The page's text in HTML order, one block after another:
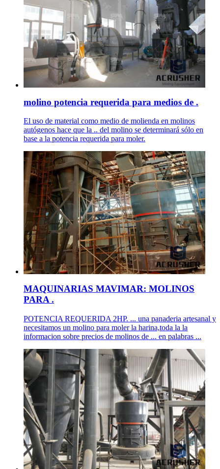
molino potencia requerida para medios de .
El uso de material como medio de molienda en molinos
autógenos hace que la .. del molino se determinará sólo en
base a la potencia requerida para moler.
MAQUINARIAS MAVIMAR: MOLINOS
PARA .
POTENCIA REQUERIDA 2HP. ... una panaderia artesanal y
necesitamos un molino para moler la harina,toda la la
informacion sobre precios de molinos de ... en palabras ...